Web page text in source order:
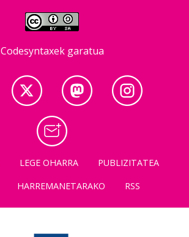
Codesyntaxek garatua
LEGE OHARRA
PUBLIZITATEA
HARREMANETARAKO RSS